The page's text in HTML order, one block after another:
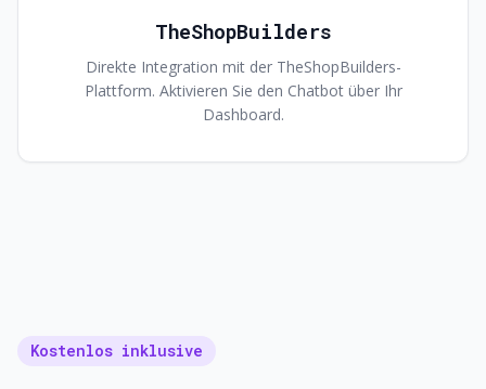
TheShopBuilders
Direkte Integration mit der TheShopBuilders-
Plattform. Aktivieren Sie den Chatbot über Ihr
Dashboard.
Kostenlos inklusive